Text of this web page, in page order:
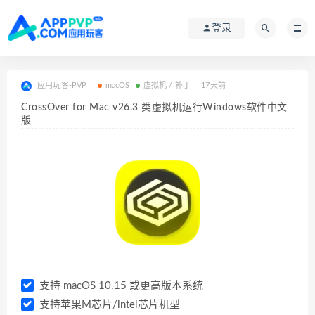
登录
应用玩客-PVP macOS 虚拟机 / 补丁 17天前
CrossOver for Mac v26.3 类虚拟机运行Windows软件中文
版
支持 macOS 10.15 或更高版本系统
支持苹果M芯片/intel芯片机型